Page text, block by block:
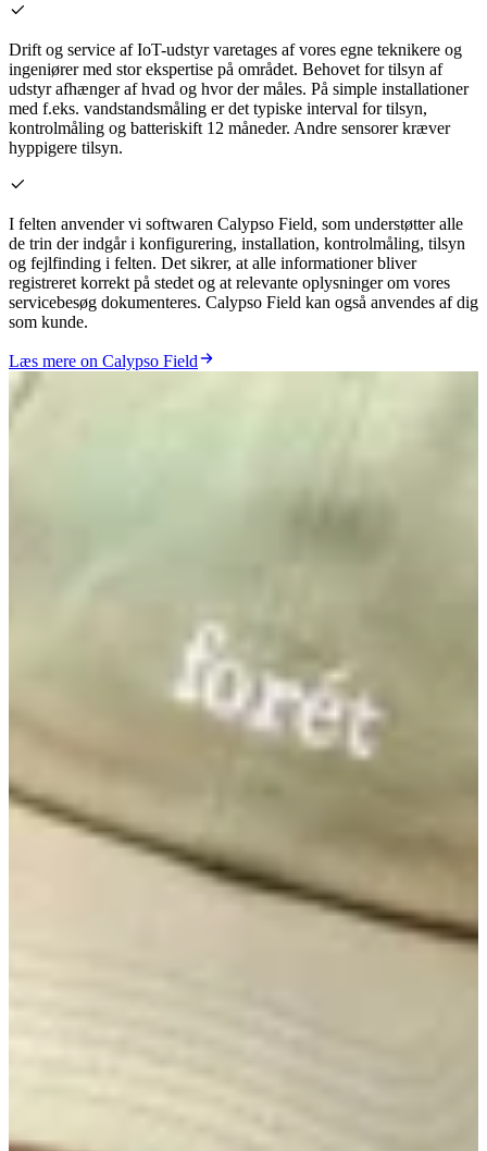
Drift og service af IoT-udstyr varetages af vores egne teknikere og
ingeniører med stor ekspertise på området. Behovet for tilsyn af
udstyr afhænger af hvad og hvor der måles. På simple installationer
med f.eks. vandstandsmåling er det typiske interval for tilsyn,
kontrolmåling og batteriskift 12 måneder. Andre sensorer kræver
hyppigere tilsyn.
I felten anvender vi softwaren Calypso Field, som understøtter alle
de trin der indgår i konfigurering, installation, kontrolmåling, tilsyn
og fejlfinding i felten. Det sikrer, at alle informationer bliver
registreret korrekt på stedet og at relevante oplysninger om vores
servicebesøg dokumenteres. Calypso Field kan også anvendes af dig
som kunde.
Læs mere on Calypso Field